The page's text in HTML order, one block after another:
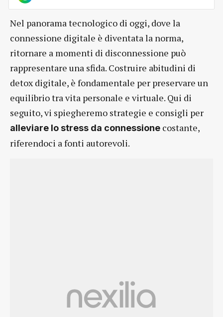
Nel panorama tecnologico di oggi, dove la
connessione digitale è diventata la norma,
ritornare a momenti di disconnessione può
rappresentare una sfida. Costruire abitudini di
detox digitale, è fondamentale per preservare un
equilibrio tra vita personale e virtuale. Qui di
seguito, vi spiegheremo strategie e consigli per
alleviare lo stress da connessione costante,
riferendoci a fonti autorevoli.